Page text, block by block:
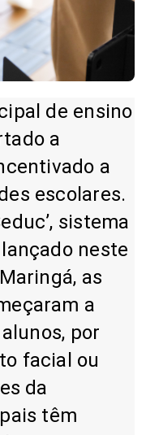
de ensino
a
a
escolares.
sistema
neste
as
a
por
facial ou
da
têm